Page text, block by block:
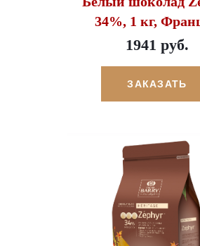
34%, 1 кг,
1941 руб.
ЗАКАЗАТЬ